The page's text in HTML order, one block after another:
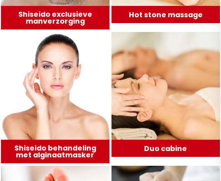
Shiseido exclusieve
manverzorging
Hot stone massage
Shiseido behandeling
met alginaatmasker
Duo cabine